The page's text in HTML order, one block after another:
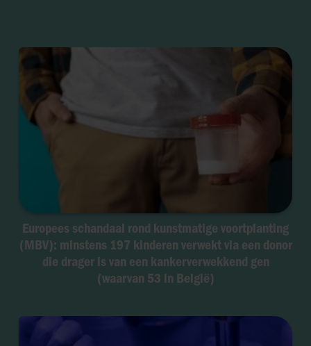
Europees schandaal rond kunstmatige voortplanting
(MBV): minstens 197 kinderen verwekt via een donor
die drager is van een kankerverwekkend gen
(waarvan 53 in België)